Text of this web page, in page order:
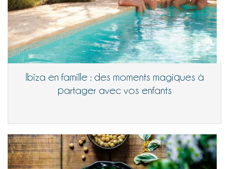
Ibiza en famille : des moments magiques à
partager avec vos enfants